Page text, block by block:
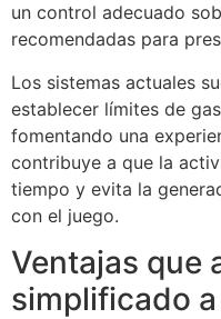
un control adecuado
recomendadas para
Los sistemas actuales
establecer límites de
fomentando una
contribuye a que la
tiempo y evita la
con el juego.
Ventajas que
simplificado